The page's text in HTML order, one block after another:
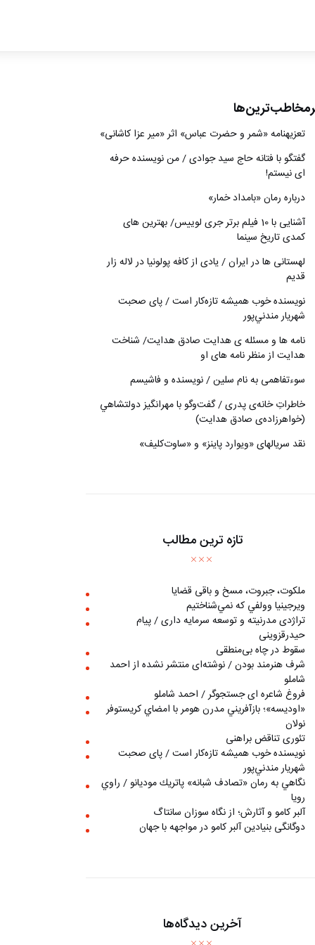
تعزیه‎نامه‏ «شمر و حضرت عباس» اثر «میر عزا کاشانی»
گفتگو با فتانه حاج سید جوادی / من نویسنده حرفه
ای نیستم!
درباره رمان «بامداد خمار»
آشنایی با 10 فیلم برتر جری لوییس/ بهترین های
کمدی تاریخ سینما
لهستانی ها در ایران / یادی از کافه پولونیا در لاله زار
قدیم
نويسنده خوب هميشه تازه‌كار است / پای صحبت
شهريار مندني‌پور
نامه ها و مسئله ی هدایت صادق هدایت/ شناخت
هدایت از منظر نامه های او
سوءتفاهمی به نام سلین / نویسنده و فاشیسم
خاطراتِ خانه‌ی پدری / گفت‌وگو با مهرانگيز دولتشاهي
(خواهرزاده‌ی صادق هدايت)
نقد سریالهای «ویوارد پاینز» و «ساوت‌کلیف»
تازه ترین مطالب
ملکوت، جبروت، مسخ و باقی قضایا
ويرجينيا وولفي كه نمي‌شناختيم
تراژدی مدرنیته و توسعه سرمایه داری / پیام
حیدرقزوینی
سقوط در چاه بی‌منطقی
شرف هنرمند بودن / نوشته‌ای منتشر نشده از احمد
شاملو
فروغ شاعره ای جستجوگر / احمد شاملو
«اوديسه»؛ بازآفريني مدرن هومر با امضاي كريستوفر
نولان
تئوری تناقض براهنی
نويسنده خوب هميشه تازه‌كار است / پای صحبت
شهريار مندني‌پور
نگاهي به رمان «تصادف شبانه» پاتريك موديانو / راوي
رويا
آلبر کامو و آثارش؛ از نگاه سوزان سانتاگ
دوگانگی بنیادین آلبر کامو در مواجهه با جهان
آخرین دیدگاه‌ها